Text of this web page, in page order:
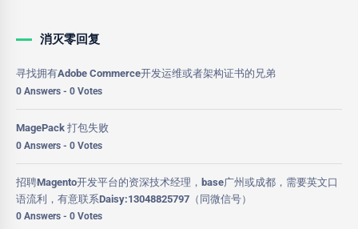
消灭零回复
寻找拥有Adobe Commerce开发运维或者架构证书的兄弟
0 Answers - 0 Votes
MagePack 打包失败
0 Answers - 0 Votes
招聘Magento开发平台的资深技术经理，base广州或成都，需要英文口
语流利，有意联系Daisy:13048825797（同微信号）
0 Answers - 0 Votes